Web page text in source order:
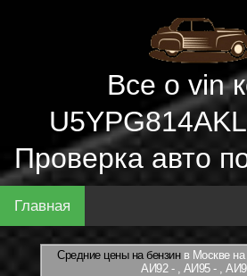
Все о vin
Проверка авто
Главная
Средние цены на бензинв Москве на
АИ92 - , АИ95 - ,